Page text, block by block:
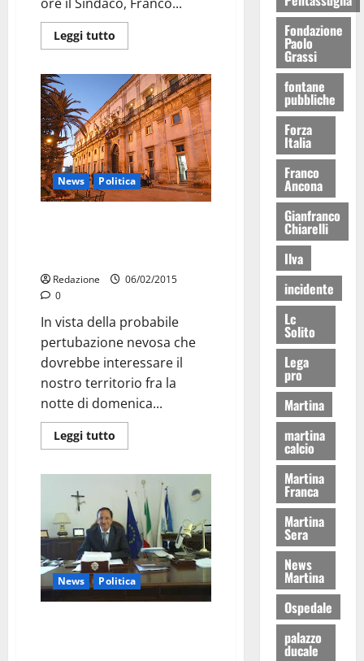
Leggi tutto
News Politica
Redazione
06/02/2015
0
In vista della probabile
pertubazione nevosa che
dovrebbe interessare il
nostro territorio fra la
notte di domenica...
Leggi tutto
News Politica
Fondazione
Paolo
Grassi
fontane
pubbliche
Forza
Italia
Franco
Ancona
Gianfranco
Chiarelli
Ilva
incidente
Lc
Solito
Lega
pro
Martina
martina
calcio
Martina
Franca
Martina
Sera
News
Martina
Ospedale
palazzo
ducale